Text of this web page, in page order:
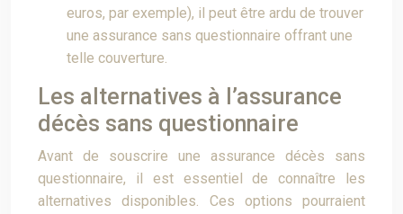
euros, par exemple), il peut être ardu de trouver
une assurance sans questionnaire offrant une
telle couverture.
Les alternatives à l’assurance
décès sans questionnaire
Avant de souscrire une assurance décès sans
questionnaire, il est essentiel de connaître les
alternatives disponibles. Ces options pourraient